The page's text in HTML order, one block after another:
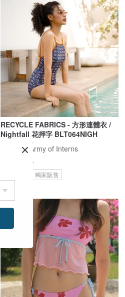
RECYCLE FABRICS - 方形連體衣 /
Nightfall 花押字 BLT064NIGH
Bullet by Army of Interns
US$ 76.34
獨家販售